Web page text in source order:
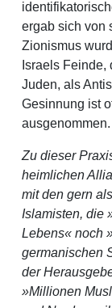
ergab sich von
Zionismus
Israels
Juden, als
Gesinnung ist
ausgenommen.
Zu dieser
heimlichen
mit den gern
Islamisten, die
Lebens« noch
germanischen
der
»Millionen